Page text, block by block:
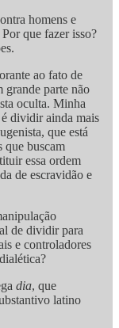
homens e
que fazer isso?
ao fato de
grande parte não
oculta. Minha
é dividir ainda mais
que está
que buscam
essa ordem
de escravidão e
de dividir para
e controladores
dia, que
latino